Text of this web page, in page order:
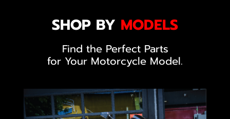
SHOP BY MODELS
Find the Perfect Parts
for Your Motorcycle Model.